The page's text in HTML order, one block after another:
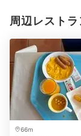
※設備・アメニティ
周辺レストラ
66m